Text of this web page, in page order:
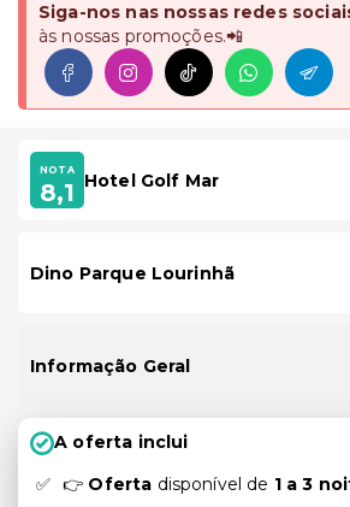
Siga-nos nas nossas redes
às nossas promoções.📲
NOTA
8,1 Hotel Golf Mar
Dino Parque Lourinhã
Informação Geral
A oferta inclui
👉 Oferta disponível de 1 a 3